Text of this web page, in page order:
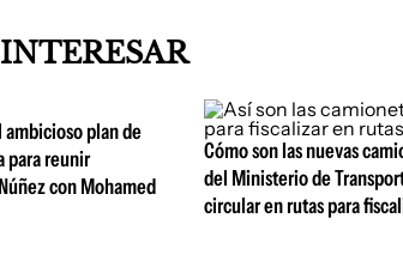
ambicioso plan de
para reunir
con Mohamed
Cómo son las nuevas
del Ministerio de
circular en rutas para